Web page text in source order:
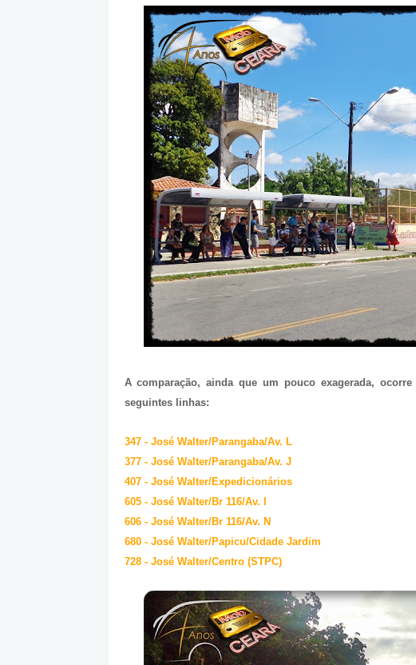
A comparação, ainda que um pouco exagerada,
seguintes linhas:
347 - José Walter/Parangaba/Av. L
377 - José Walter/Parangaba/Av. J
407 - José Walter/Expedicionários
605 - José Walter/Br 116/Av. I
606 - José Walter/Br 116/Av. N
680 - José Walter/Papicu/Cidade Jardim
728 - José Walter/Centro (STPC)